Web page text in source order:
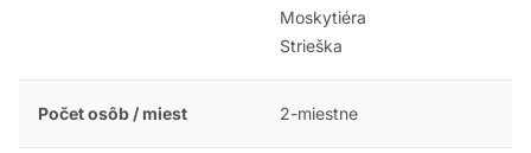
Moskytiéra
Strieška
Počet osôb / miest 2-miestne